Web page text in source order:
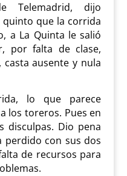
Telemadrid, dijo
que la corrida
a La Quinta le salió
por falta de clase,
ausente y nula
lo que parece
los toreros. Pues en
disculpas. Dio pena
perdido con sus dos
de recursos para